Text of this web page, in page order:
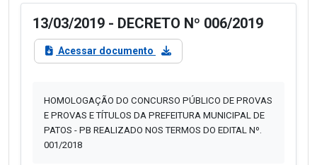
13/03/2019 - DECRETO Nº 006/2019
Acessar documento
HOMOLOGAÇÃO DO CONCURSO PÚBLICO DE PROVAS
E PROVAS E TÍTULOS DA PREFEITURA MUNICIPAL DE
PATOS - PB REALIZADO NOS TERMOS DO EDITAL Nº.
001/2018